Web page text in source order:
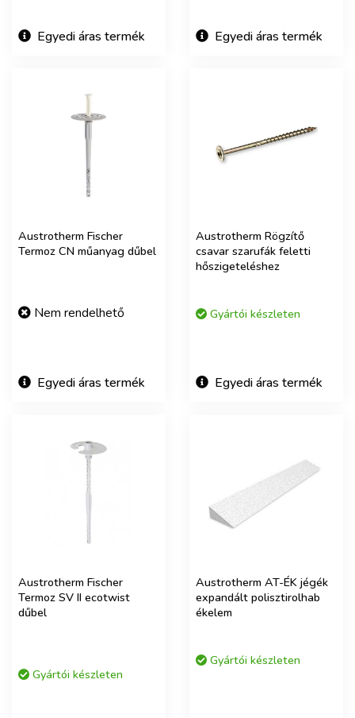
Egyedi áras termék Egyedi áras termék
Austrotherm Fischer
Termoz CN műanyag dűbel
Nem rendelhető
Egyedi áras termék
Austrotherm Rögzítő
csavar szarufák feletti
hőszigeteléshez
Gyártói készleten
Egyedi áras termék
Austrotherm Fischer
Termoz SV II ecotwist
dűbel
Gyártói készleten
Austrotherm AT-ÉK jégék
expandált polisztirolhab
ékelem
Gyártói készleten